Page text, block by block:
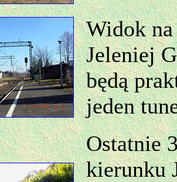
Widok
Jeleniej
będą
jeden
Ostatnie
kierunku